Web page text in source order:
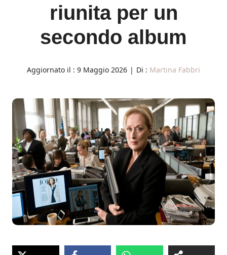
riunita per un
secondo album
Aggiornato il : 9 Maggio 2026 | Di : Martina Fabbri